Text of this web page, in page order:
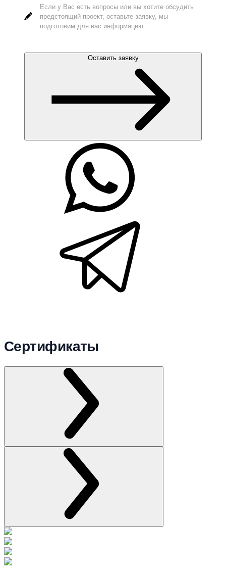
Если у Вас есть вопросы или вы хотите обсудить
предстоящий проект, оставьте заявку, мы
подготовим для вас информацию
Оставить заявку
Сертификаты